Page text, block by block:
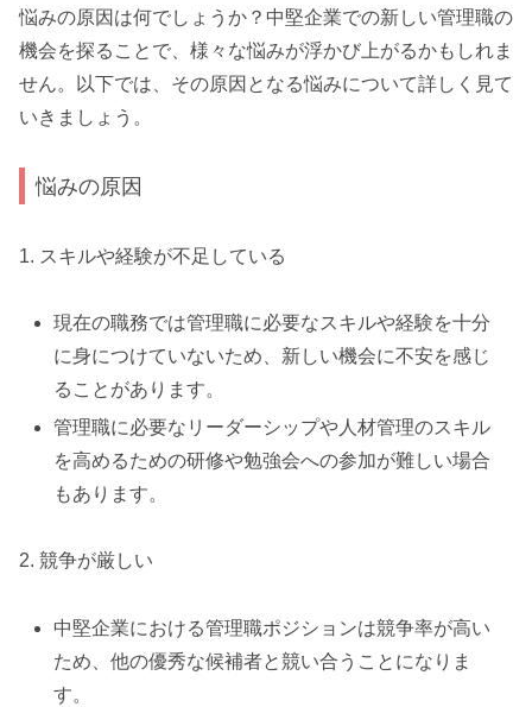
悩みの原因は何でしょうか？中堅企業での新しい管理職の
機会を探ることで、様々な悩みが浮かび上がるかもしれま
せん。以下では、その原因となる悩みについて詳しく見て
いきましょう。
悩みの原因
1. スキルや経験が不足している
現在の職務では管理職に必要なスキルや経験を十分
に身につけていないため、新しい機会に不安を感じ
ることがあります。
管理職に必要なリーダーシップや人材管理のスキル
を高めるための研修や勉強会への参加が難しい場合
もあります。
2. 競争が厳しい
中堅企業における管理職ポジションは競争率が高い
ため、他の優秀な候補者と競い合うことになりま
す。